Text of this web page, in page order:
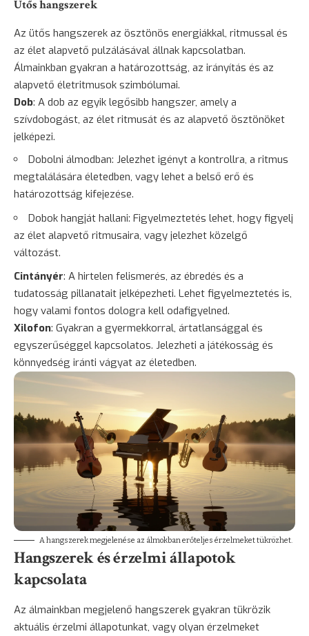
Ütős hangszerek
Az ütős hangszerek az ösztönös energiákkal, ritmussal és
az élet alapvető pulzálásával állnak kapcsolatban.
Álmainkban gyakran a határozottság, az irányítás és az
alapvető életritmusok szimbólumai.
Dob: A dob az egyik legősibb hangszer, amely a
szívdobogást, az élet ritmusát és az alapvető ösztönöket
jelképezi.
Dobolni álmodban: Jelezhet igényt a kontrollra, a ritmus
megtalálására életedben, vagy lehet a belső erő és
határozottság kifejezése.
Dobok hangját hallani: Figyelmeztetés lehet, hogy figyelj
az élet alapvető ritmusaira, vagy jelezhet közelgő
változást.
Cintányér: A hirtelen felismerés, az ébredés és a
tudatosság pillanatait jelképezheti. Lehet figyelmeztetés is,
hogy valami fontos dologra kell odafigyelned.
Xilofon: Gyakran a gyermekkorral, ártatlansággal és
egyszerűséggel kapcsolatos. Jelezheti a játékosság és
könnyedség iránti vágyat az életedben.
A hangszerek megjelenése az álmokban erőteljes érzelmeket tükrözhet.
Hangszerek és érzelmi állapotok
kapcsolata
Az álmainkban megjelenő hangszerek gyakran tükrözik
aktuális érzelmi állapotunkat, vagy olyan érzelmeket